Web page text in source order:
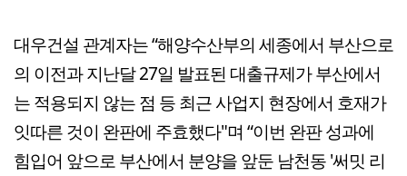
대우건설 관계자는 “해양수산부의 세종에서 부산으로
의 이전과 지난달 27일 발표된 대출규제가 부산에서
는 적용되지 않는 점 등 최근 사업지 현장에서 호재가
잇따른 것이 완판에 주효했다"며 “이번 완판 성과에
힘입어 앞으로 부산에서 분양을 앞둔 남천동 '써밋 리